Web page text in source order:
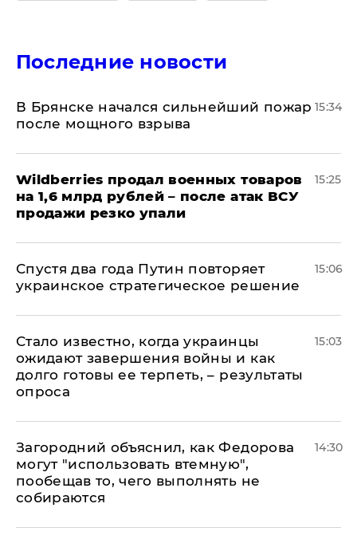
Последние новости
В Брянске начался сильнейший пожар
после мощного взрыва
15:34
​Wildberries продал военных товаров
на 1,6 млрд рублей – после атак ВСУ
продажи резко упали
15:25
Спустя два года Путин повторяет
украинское стратегическое решение
15:06
Стало известно, когда украинцы
ожидают завершения войны и как
долго готовы ее терпеть, – результаты
опроса
15:03
Загородний объяснил, как Федорова
могут "использовать втемную",
пообещав то, чего выполнять не
собираются
14:30